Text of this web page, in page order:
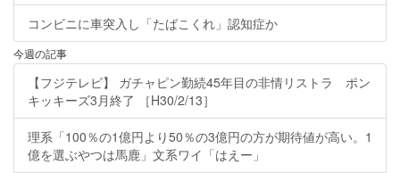
コンビニに車突入し「たばこくれ」認知症か
今週の記事
【フジテレビ】 ガチャピン勤続45年目の非情リストラ ポン
キッキーズ3月終了 ［H30/2/13］
理系「100％の1億円より50％の3億円の方が期待値が高い。1
億を選ぶやつは馬鹿」文系ワイ「はえー」